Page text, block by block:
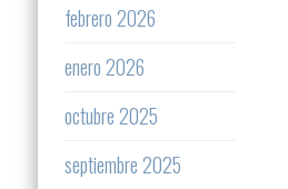
febrero 2026
enero 2026
octubre 2025
septiembre 2025